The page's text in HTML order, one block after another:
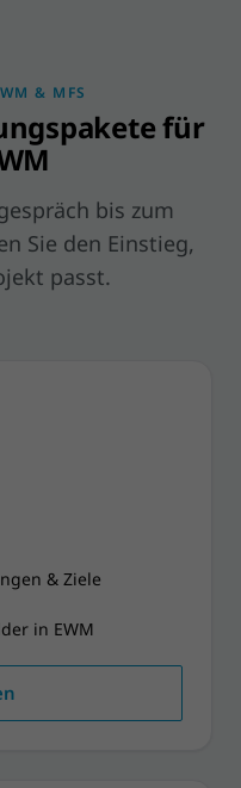
& MFS
für
bis zum
Sie den Einstieg,
passt.
& Ziele
in EWM